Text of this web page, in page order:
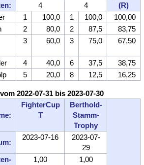
(R)
4
4
1 100,0 1 100,0
100,00
2 80,0 2 87,5
83,75
3 60,0 3 75,0 67,50
4 40,0 6 37,5
38,75
5 20,0 8 12,5 16,25
2022-07-31 bis 2023-07-30
FighterCup
T
Berthold-
Stamm-
Trophy
2023-07-16
2023-07-
29
1,00 1,00